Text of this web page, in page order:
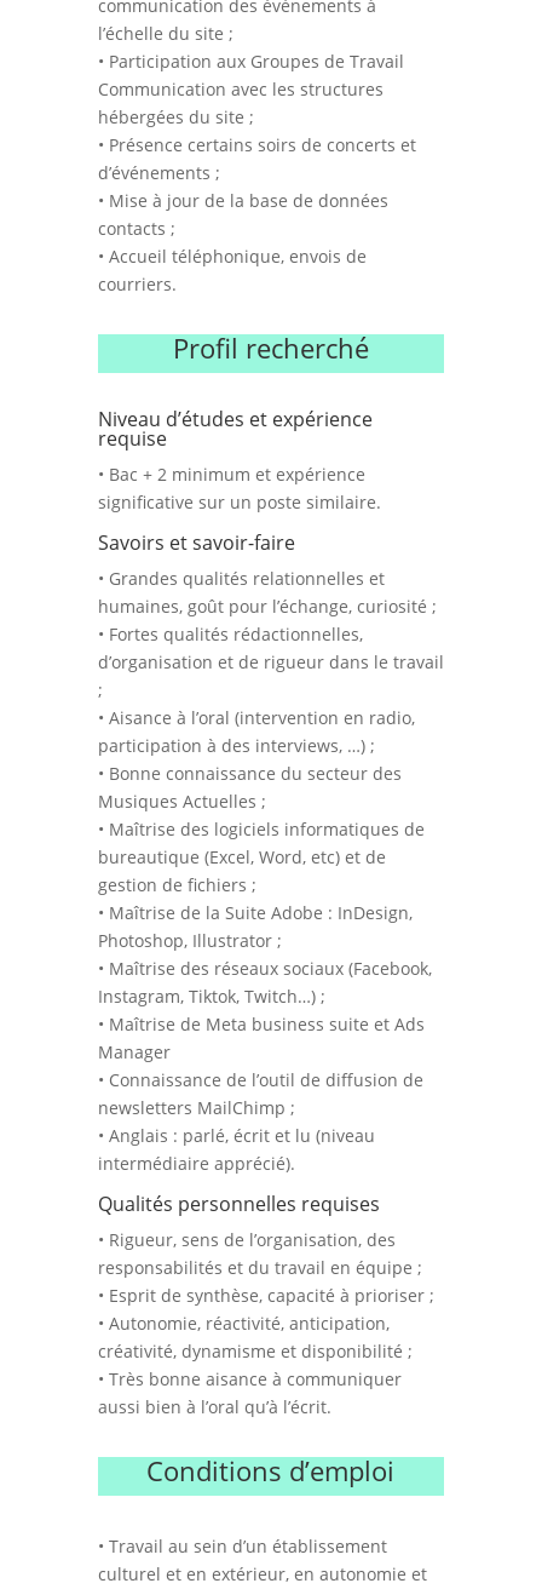
communication des événements à
l’échelle du site ;
• Participation aux Groupes de Travail
Communication avec les structures
hébergées du site ;
• Présence certains soirs de concerts et
d’événements ;
• Mise à jour de la base de données
contacts ;
• Accueil téléphonique, envois de
courriers.
Profil recherché
Niveau d’études et expérience
requise
• Bac + 2 minimum et expérience
significative sur un poste similaire.
Savoirs et savoir-faire
• Grandes qualités relationnelles et
humaines, goût pour l’échange, curiosité ;
• Fortes qualités rédactionnelles,
d’organisation et de rigueur dans le travail
;
• Aisance à l’oral (intervention en radio,
participation à des interviews, …) ;
• Bonne connaissance du secteur des
Musiques Actuelles ;
• Maîtrise des logiciels informatiques de
bureautique (Excel, Word, etc) et de
gestion de fichiers ;
• Maîtrise de la Suite Adobe : InDesign,
Photoshop, Illustrator ;
• Maîtrise des réseaux sociaux (Facebook,
Instagram, Tiktok, Twitch…) ;
• Maîtrise de Meta business suite et Ads
Manager
• Connaissance de l’outil de diffusion de
newsletters MailChimp ;
• Anglais : parlé, écrit et lu (niveau
intermédiaire apprécié).
Qualités personnelles requises
• Rigueur, sens de l’organisation, des
responsabilités et du travail en équipe ;
• Esprit de synthèse, capacité à prioriser ;
• Autonomie, réactivité, anticipation,
créativité, dynamisme et disponibilité ;
• Très bonne aisance à communiquer
aussi bien à l’oral qu’à l’écrit.
Conditions d’emploi
• Travail au sein d’un établissement
culturel et en extérieur, en autonomie et